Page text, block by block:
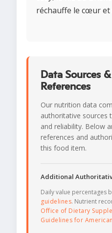
réchauffe le cœur et
Data Sources
References
Our nutrition data
authoritative sources
and reliability. Below
references and
this food item.
Additional
Daily value percentages
guidelines. Nutrient
Office of Dietary
Guidelines for